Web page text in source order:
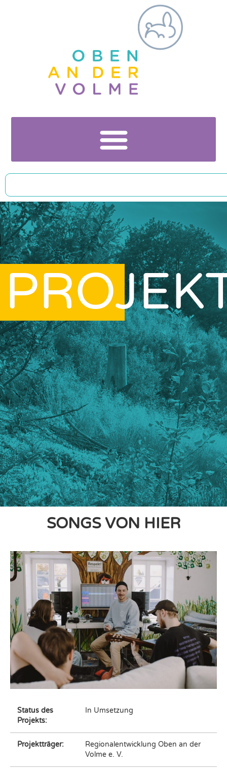
SONGS VON HIER
Status des
Projekts:
In Umsetzung
Projektträger:
Regionalentwicklung Oben an der
Volme e. V.